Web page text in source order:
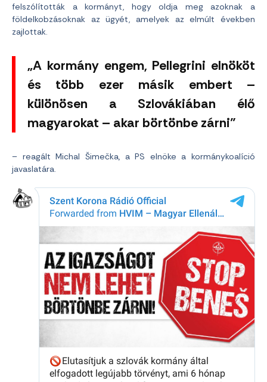
felszólították a kormányt, hogy oldja meg azoknak a
földelkobzásoknak az ügyét, amelyek az elmúlt években
zajlottak.
„A kormány engem, Pellegrini elnököt
és több ezer másik embert –
különösen a Szlovákiában élő
magyarokat – akar börtönbe zárni”
– reagált Michal Šimečka, a PS elnöke a kormánykoalíció
javaslatára.